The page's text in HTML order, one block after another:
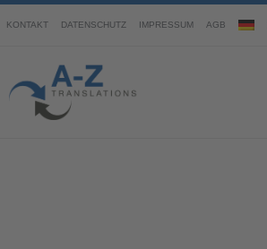
KONTAKT DATENSCHUTZ IMPRESSUM AGB